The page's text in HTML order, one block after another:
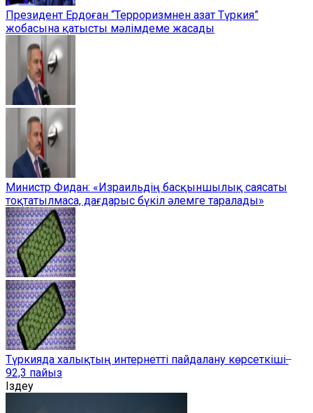
Президент Ердоған “Терроризмнен азат Түркия”
жобасына қатысты мәлімдеме жасады
Министр Фидан: «Израильдің басқыншылық саясаты
тоқтатылмаса, дағдарыс бүкіл әлемге таралады»
Түркияда халықтың интернетті пайдалану көрсеткіші ̶
92,3 пайыз
Іздеу